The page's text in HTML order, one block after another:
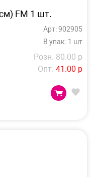
FM 1 шт.
Арт: 902905
В упак: 1 шт
Розн. 80.00 р
Опт. 41.00 р